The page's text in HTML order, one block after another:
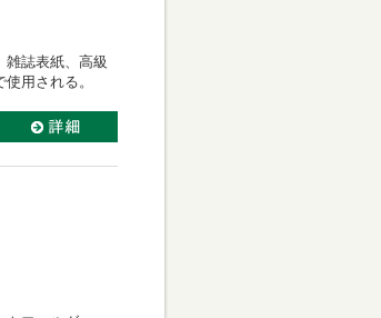
雑誌表紙、高級
用される。